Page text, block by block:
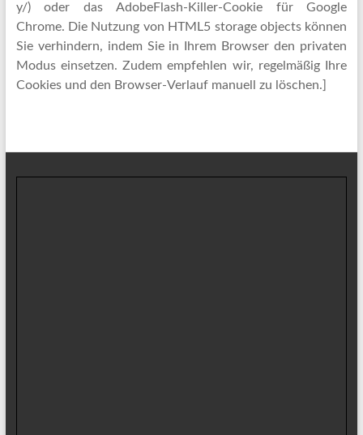
y/) oder das AdobeFlash-Killer-Cookie für Google
Chrome. Die Nutzung von HTML5 storage objects können
Sie verhindern, indem Sie in Ihrem Browser den privaten
Modus einsetzen. Zudem empfehlen wir, regelmäßig Ihre
Cookies und den Browser-Verlauf manuell zu löschen.]